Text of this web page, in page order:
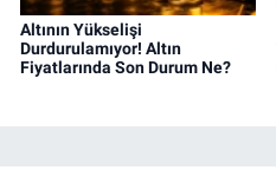
Altının Yükselişi
Durdurulamıyor! Altın
Fiyatlarında Son Durum Ne?